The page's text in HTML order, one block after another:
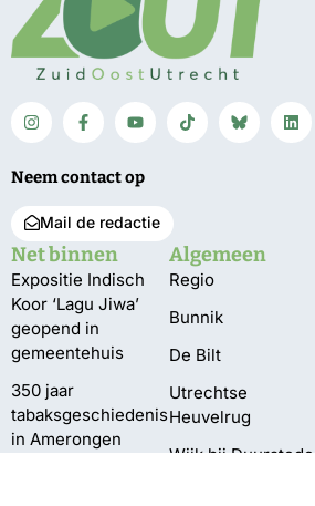
Neem contact op
Mail de redactie
Net binnen
Expositie Indisch
Koor ‘Lagu Jiwa’
geopend in
gemeentehuis
350 jaar
tabaksgeschiedenis
in Amerongen
Algemeen
Regio
Bunnik
De Bilt
Utrechtse
Heuvelrug
Wijk bij Duurstede